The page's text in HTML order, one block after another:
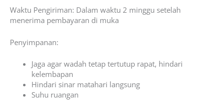
Waktu Pengiriman: Dalam waktu 2 minggu setelah
menerima pembayaran di muka
Penyimpanan:
Jaga agar wadah tetap tertutup rapat, hindari
kelembapan
Hindari sinar matahari langsung
Suhu ruangan